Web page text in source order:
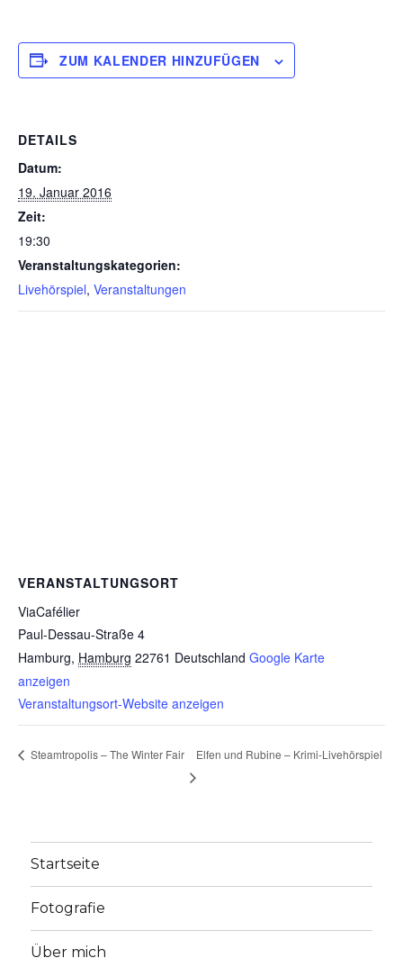
ZUM KALENDER HINZUFÜGEN
DETAILS
Datum:
19. Januar 2016
Zeit:
19:30
Veranstaltungskategorien:
Livehörspiel, Veranstaltungen
VERANSTALTUNGSORT
ViaCafélier
Paul-Dessau-Straße 4
Hamburg, Hamburg 22761 Deutschland Google Karte
anzeigen
Veranstaltungsort-Website anzeigen
Steamtropolis – The Winter Fair Elfen und Rubine – Krimi-Livehörspiel
Startseite
Fotografie
Über mich